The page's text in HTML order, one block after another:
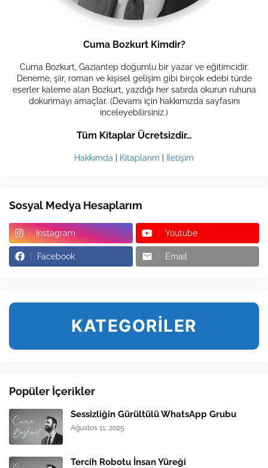
Cuma Bozkurt Kimdir?
Cuma Bozkurt, Gaziantep doğumlu bir yazar ve eğitimcidir.
Deneme, şiir, roman ve kişisel gelişim gibi birçok edebi türde
eserler kaleme alan Bozkurt, yazdığı her satırda okurun ruhuna
dokunmayı amaçlar. (Devamı için hakkımızda sayfasını
inceleyebilirsiniz.)
Tüm Kitaplar Ücretsizdir…
Hakkımda Kitaplarım İletişim
Sosyal Medya Hesaplarım
Instagram Youtube
Facebook Email
KATEGORİLER
Popüler İçerikler
Sessizliğin Gürültülü WhatsApp Grubu
Ağustos 11, 2025
Tercih Robotu İnsan Yüreği